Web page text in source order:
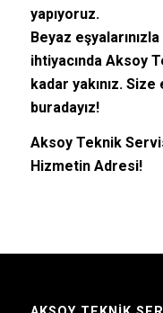
yapıyoruz.
Beyaz
ihtiyacında Aksoy
kadar yakınız.
buradayız!
Aksoy Teknik
Hizmetin Adresi!